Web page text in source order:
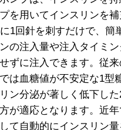
を用いてインスリンを
1回針を刺すだけで、簡
の注入量や注入タイミン
ずに注入できます。従
は血糖値が不安定な1型
ン分泌が著しく低下し
が適応となります。近
て自動的にインスリン